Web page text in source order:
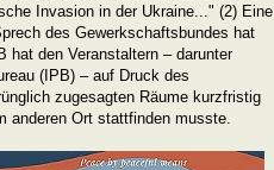
Invasion in der Ukraine..." (2) Eine
des Gewerkschaftsbundes hat
den Veranstaltern – darunter
(IPB) – auf Druck des
zugesagten Räume kurzfristig
anderen Ort stattfinden musste.